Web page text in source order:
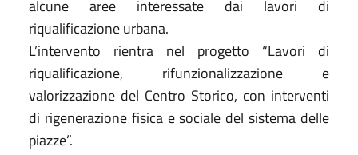
alcune aree interessate dai lavori di
riqualificazione urbana.
L’intervento rientra nel progetto “Lavori di
riqualificazione, rifunzionalizzazione e
valorizzazione del Centro Storico, con interventi
di rigenerazione fisica e sociale del sistema delle
piazze”.